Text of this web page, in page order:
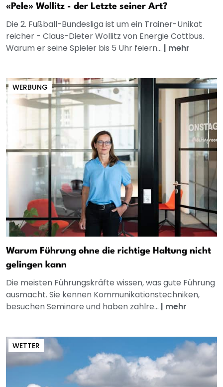
«Pele» Wollitz - der Letzte seiner Art?
Die 2. Fußball-Bundesliga ist um ein Trainer-Unikat
reicher - Claus-Dieter Wollitz von Energie Cottbus.
Warum er seine Spieler bis 5 Uhr feiern... | mehr
WERBUNG
Warum Führung ohne die richtige Haltung nicht
gelingen kann
Die meisten Führungskräfte wissen, was gute Führung
ausmacht. Sie kennen Kommunikationstechniken,
besuchen Seminare und haben zahlre... | mehr
WETTER